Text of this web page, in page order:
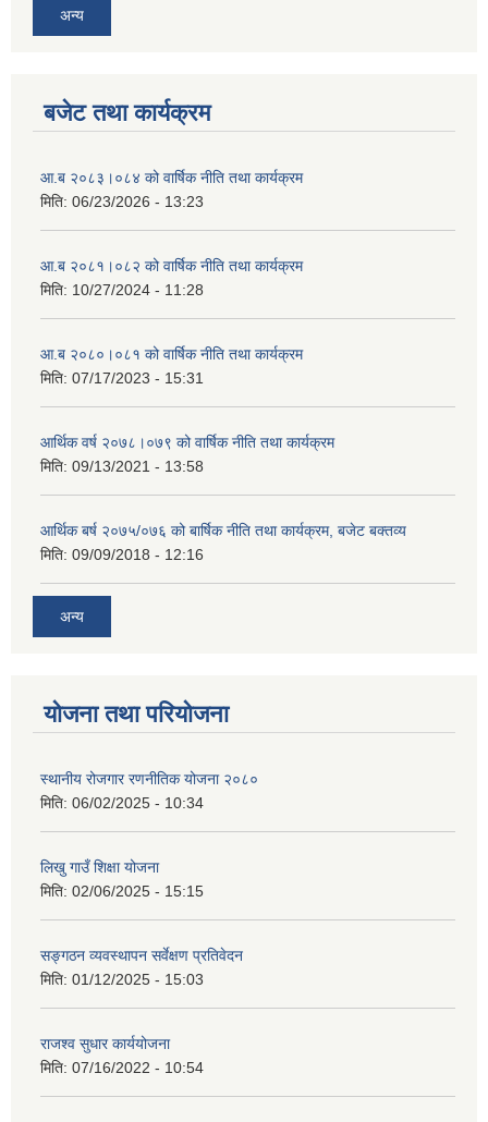
अन्य
बजेट तथा कार्यक्रम
आ.ब २०८३।०८४ को वार्षिक नीति तथा कार्यक्रम
मिति: 06/23/2026 - 13:23
आ.ब २०८१।०८२ को वार्षिक नीति तथा कार्यक्रम
मिति: 10/27/2024 - 11:28
आ.ब २०८०।०८१ को वार्षिक नीति तथा कार्यक्रम
मिति: 07/17/2023 - 15:31
आर्थिक वर्ष २०७८।०७९ को वार्षिक नीति तथा कार्यक्रम
मिति: 09/13/2021 - 13:58
आर्थिक बर्ष २०७५/०७६ को बार्षिक नीति तथा कार्यक्रम, बजेट बक्तव्य
मिति: 09/09/2018 - 12:16
अन्य
योजना तथा परियोजना
स्थानीय रोजगार रणनीतिक योजना २०८०
मिति: 06/02/2025 - 10:34
लिखु गाउँ शिक्षा योजना
मिति: 02/06/2025 - 15:15
सङ्गठन व्यवस्थापन सर्वेक्षण प्रतिवेदन
मिति: 01/12/2025 - 15:03
राजश्व सुधार कार्ययोजना
मिति: 07/16/2022 - 10:54